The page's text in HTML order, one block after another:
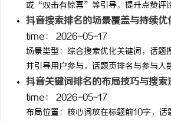
或“双击有惊喜”等引导，提升点赞评
抖音搜索排名的场景覆盖与持续优
time：
2026-05-17
场景类型：综合搜索优化关键词，话
并引导用户参与，话题页排名与参与人
抖音关键词排名的布局技巧与搜索
time：
2026-05-17
布局位置：核心词放在标题前10字，